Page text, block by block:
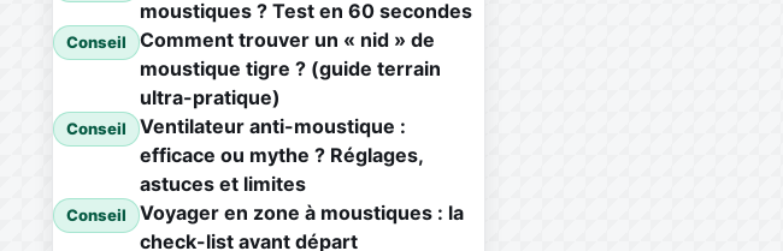
moustiques ? Test en 60 secondes
Conseil
Comment trouver un « nid » de
moustique tigre ? (guide terrain
ultra-pratique)
Conseil
Ventilateur anti-moustique :
efficace ou mythe ? Réglages,
astuces et limites
Conseil
Voyager en zone à moustiques : la
check-list avant départ